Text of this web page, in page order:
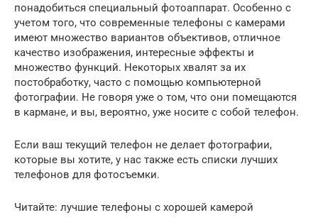
понадобиться специальный фотоаппарат. Особенно с
учетом того, что современные телефоны с камерами
имеют множество вариантов объективов, отличное
качество изображения, интересные эффекты и
множество функций. Некоторых хвалят за их
постобработку, часто с помощью компьютерной
фотографии. Не говоря уже о том, что они помещаются
в кармане, и вы, вероятно, уже носите с собой телефон.
Если ваш текущий телефон не делает фотографии,
которые вы хотите, у нас также есть списки лучших
телефонов для фотосъемки.
Читайте: лучшие телефоны с хорошей камерой